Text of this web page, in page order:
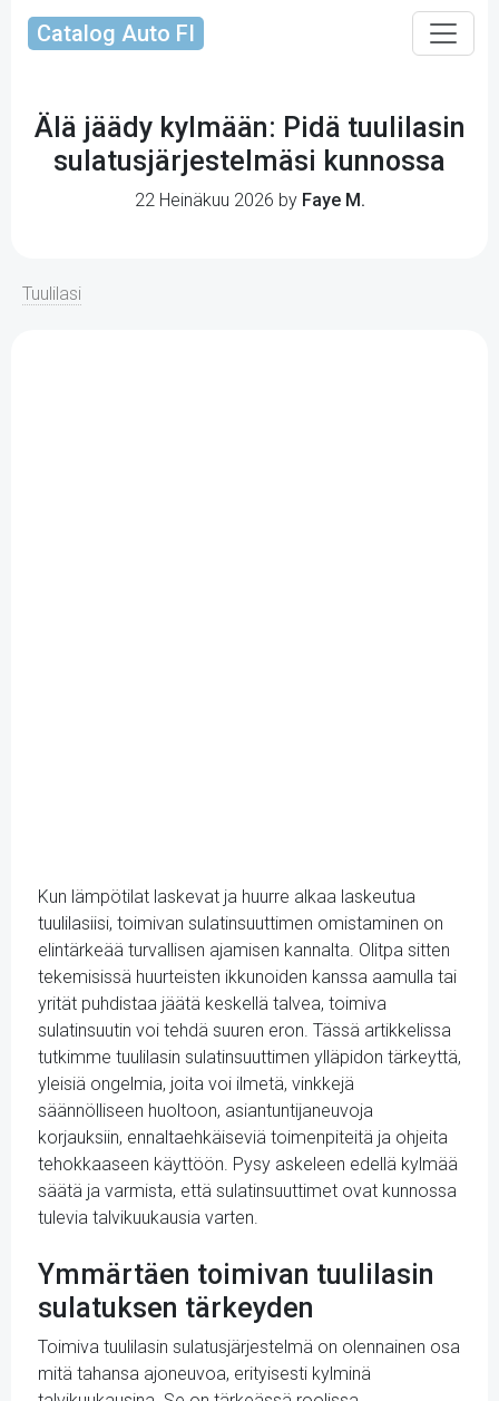
Catalog Auto FI
Älä jäädy kylmään: Pidä tuulilasin
sulatusjärjestelmäsi kunnossa
22 Heinäkuu 2026 by Faye M.
Tuulilasi
Kun lämpötilat laskevat ja huurre alkaa laskeutua
tuulilasiisi, toimivan sulatinsuuttimen omistaminen on
elintärkeää turvallisen ajamisen kannalta. Olitpa sitten
tekemisissä huurteisten ikkunoiden kanssa aamulla tai
yrität puhdistaa jäätä keskellä talvea, toimiva
sulatinsuutin voi tehdä suuren eron. Tässä artikkelissa
tutkimme tuulilasin sulatinsuuttimen ylläpidon tärkeyttä,
yleisiä ongelmia, joita voi ilmetä, vinkkejä
säännölliseen huoltoon, asiantuntijaneuvoja
korjauksiin, ennaltaehkäiseviä toimenpiteitä ja ohjeita
tehokkaaseen käyttöön. Pysy askeleen edellä kylmää
säätä ja varmista, että sulatinsuuttimet ovat kunnossa
tulevia talvikuukausia varten.
Ymmärtäen toimivan tuulilasin
sulatuksen tärkeyden
Toimiva tuulilasin sulatusjärjestelmä on olennainen osa
mitä tahansa ajoneuvoa, erityisesti kylminä